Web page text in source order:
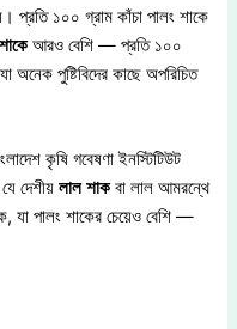
প্রতি ১০০ গ্রাম কাঁচা পালং শাকে
শাকেআরও বেশি — প্রতি ১০০
অনেক পুষ্টিবিদের কাছে অপরিচিত
কৃষি গবেষণা ইনস্টিটিউট
দেশীয়লাল শাকবা লাল আমরন্থে
যা পালং শাকের চেয়েও বেশি —